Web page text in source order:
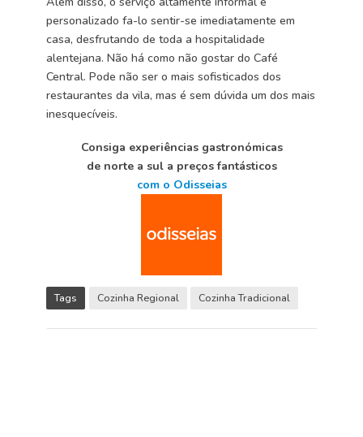
personalizado fa-lo sentir-se imediatamente em
casa, desfrutando de toda a hospitalidade
alentejana. Não há como não gostar do Café
Central. Pode não ser o mais sofisticados dos
restaurantes da vila, mas é sem dúvida um dos mais
inesquecíveis.
Consiga experiências gastronómicas
de norte a sul a preços fantásticos
com o Odisseias
Tags Cozinha Regional Cozinha Tradicional